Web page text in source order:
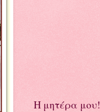
Η μητέρα μου!